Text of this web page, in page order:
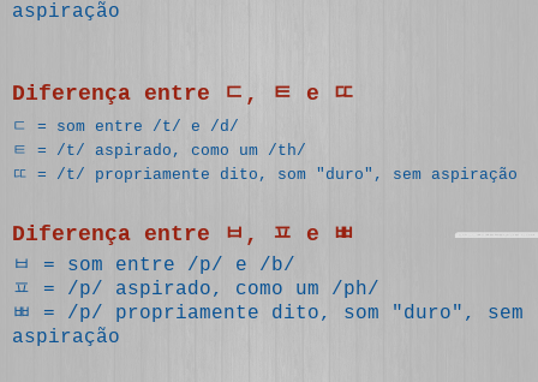
aspiração
Diferença entre ㄷ, ㅌ e ㄸ
ㄷ = som entre /t/ e /d/
ㅌ = /t/ aspirado, como um /th/
ㄸ = /t/ propriamente dito, som "duro", sem aspiração
Diferença entre ㅂ, ㅍ e ㅃ
ㅂ = som entre /p/ e /b/
ㅍ = /p/ aspirado, como um /ph/
ㅃ = /p/ propriamente dito, som "duro", sem
aspiração